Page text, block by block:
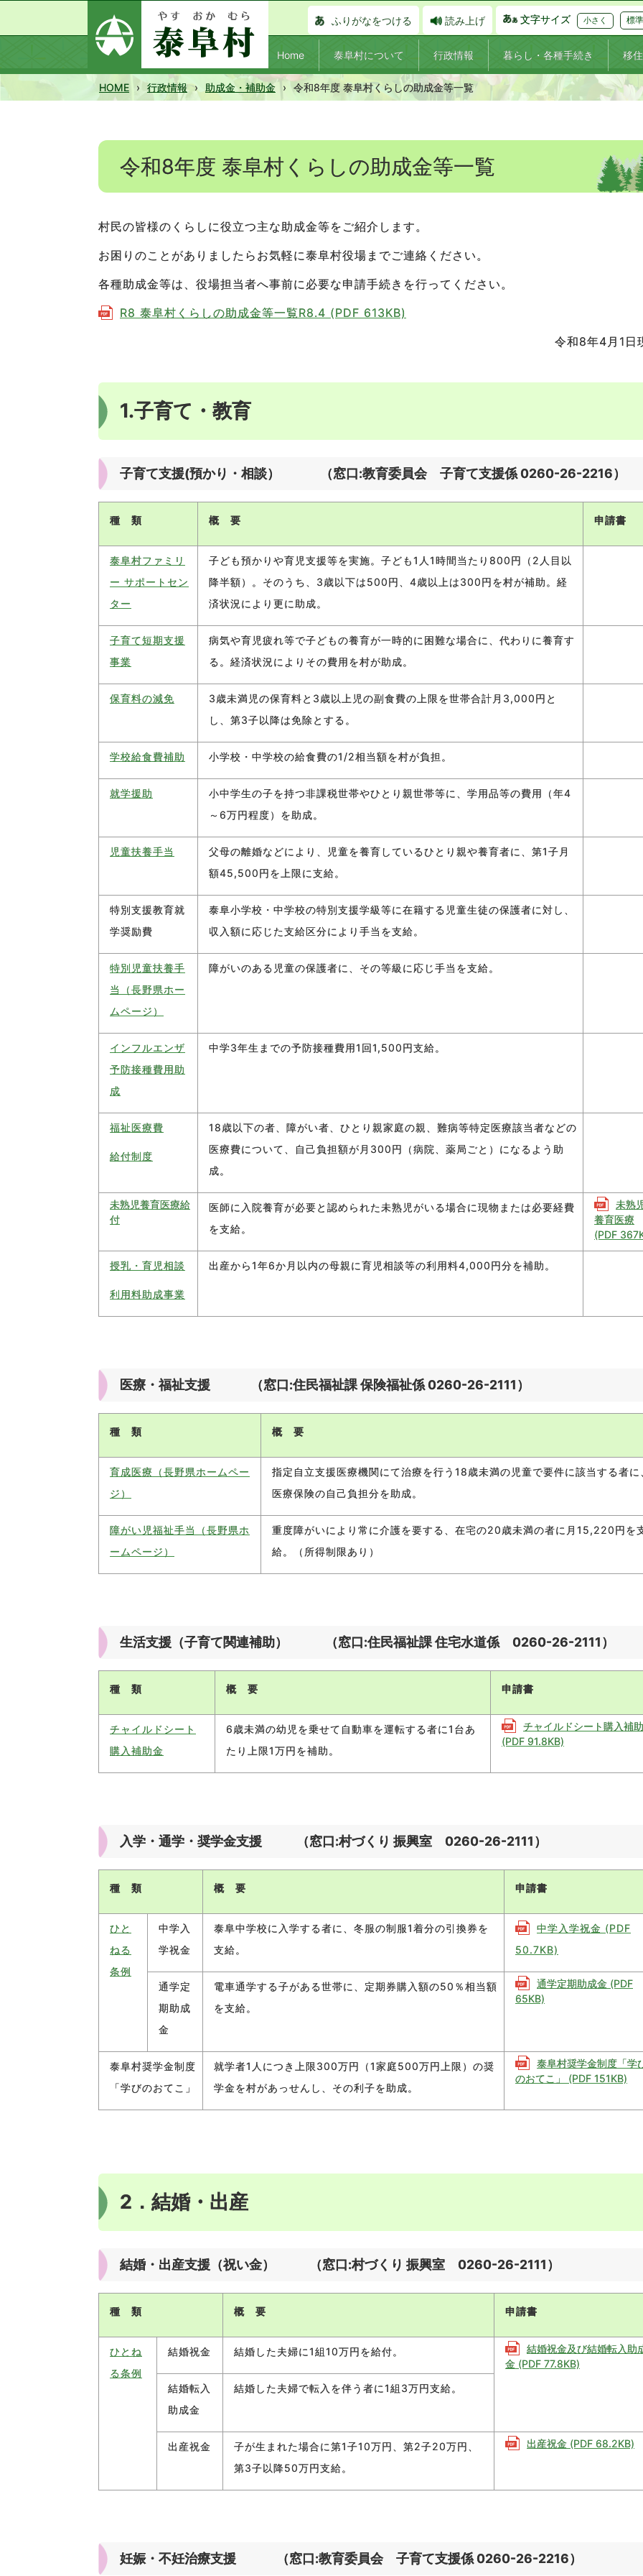
ふりがなをつける 読み上げ 文字サイズ 小さく 標準
Home 泰阜村について 行政情報 暮らし・各種手続き 移
HOME › 行政情報 › 助成金・補助金 › 令和8年度 泰阜村くらしの助成金等一覧
令和8年度 泰阜村くらしの助成金等一覧
村民の皆様のくらしに役立つ主な助成金等をご紹介します。
お困りのことがありましたらお気軽に泰阜村役場までご連絡ください。
各種助成金等は、役場担当者へ事前に必要な申請手続きを行ってください。
R8 泰阜村くらしの助成金等一覧R8.4 (PDF 613KB)
令和8年4月1日
1.子育て・教育
子育て支援(預かり・相談） （窓口:教育委員会 子育て支援係 0260-26-2216）
種 類 概 要 申請書
泰阜村ファミリ
ー サポートセン
ター
子ども預かりや育児支援等を実施。子ども1人1時間当たり800円（2人目以
降半額）。そのうち、3歳以下は500円、4歳以上は300円を村が補助。経
済状況により更に助成。
子育て短期支援
事業
病気や育児疲れ等で子どもの養育が一時的に困難な場合に、代わりに養育す
る。経済状況によりその費用を村が助成。
保育料の減免
3歳未満児の保育料と3歳以上児の副食費の上限を世帯合計月3,000円と
し、第3子以降は免除とする。
学校給食費補助 小学校・中学校の給食費の1/2相当額を村が負担。
就学援助
小中学生の子を持つ非課税世帯やひとり親世帯等に、学用品等の費用（年4
～6万円程度）を助成。
児童扶養手当
父母の離婚などにより、児童を養育しているひとり親や養育者に、第1子月
額45,500円を上限に支給。
特別支援教育就
学奨励費
泰阜小学校・中学校の特別支援学級等に在籍する児童生徒の保護者に対し、
収入額に応じた支給区分により手当を支給。
特別児童扶養手
当（長野県ホー
ムページ）
障がいのある児童の保護者に、その等級に応じ手当を支給。
インフルエンザ
予防接種費用助
成
中学3年生までの予防接種費用1回1,500円支給。
福祉医療費
給付制度
18歳以下の者、障がい者、ひとり親家庭の親、難病等特定医療該当者などの
医療費について、自己負担額が月300円（病院、薬局ごと）になるよう助
成。
未熟児養育医療給
付
医師に入院養育が必要と認められた未熟児がいる場合に現物または必要経費
を支給。
未熟
養育医療
(PDF
授乳・育児相談
利用料助成事業
出産から1年6か月以内の母親に育児相談等の利用料4,000円分を補助。
医療・福祉支援 （窓口:住民福祉課 保険福祉係 0260-26-2111）
種 類 概 要
育成医療（長野県ホームペー
ジ）
指定自立支援医療機関にて治療を行う18歳未満の児童で要件に該当する者に
医療保険の自己負担分を助成。
障がい児福祉手当（長野県ホ
ームページ）
重度障がいにより常に介護を要する、在宅の20歳未満の者に月15,220円を
給。（所得制限あり）
生活支援（子育て関連補助） （窓口:住民福祉課 住宅水道係 0260-26-2111）
種 類 概 要 申請書
チャイルドシート
購入補助金
6歳未満の幼児を乗せて自動車を運転する者に1台あ
たり上限1万円を補助。
チャイルドシート購入補
(PDF 91.8KB)
入学・通学・奨学金支援 （窓口:村づくり 振興室 0260-26-2111）
種 類 概 要 申請書
ひと
ねる
条例
中学入
学祝金
泰阜中学校に入学する者に、冬服の制服1着分の引換券を
支給。
中学入学祝金 (PDF
50.7KB)
通学定
期助成
金
電車通学する子がある世帯に、定期券購入額の50％相当額
を支給。
通学定期助成金 (PDF
65KB)
泰阜村奨学金制度
「学びのおてこ」
就学者1人につき上限300万円（1家庭500万円上限）の奨
学金を村があっせんし、その利子を助成。
泰阜村奨学金制度「学
のおてこ」 (PDF 151KB)
2．結婚・出産
結婚・出産支援（祝い金） （窓口:村づくり 振興室 0260-26-2111）
種 類 概 要 申請書
ひとね
る条例
結婚祝金 結婚した夫婦に1組10万円を給付。
結婚祝金及び結婚転入助
金 (PDF 77.8KB)
結婚転入
助成金
結婚した夫婦で転入を伴う者に1組3万円支給。
出産祝金
子が生まれた場合に第1子10万円、第2子20万円、
第3子以降50万円支給。
出産祝金 (PDF 68.2KB)
妊娠・不妊治療支援 （窓口:教育委員会 子育て支援係 0260-26-2216）